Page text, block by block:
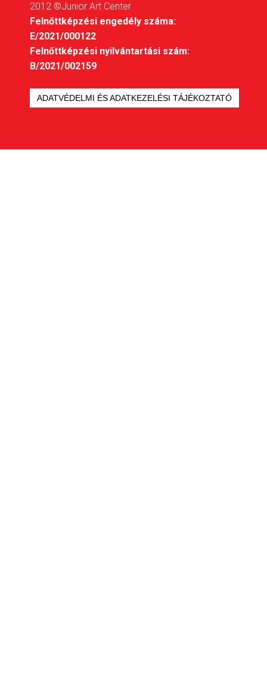
2012 ©Junior Art Center
Felnőttképzési engedély száma:
E/2021/000122
Felnőttképzési nyilvántartási szám:
B/2021/002159
ADATVÉDELMI ÉS ADATKEZELÉSI TÁJÉKOZTATÓ